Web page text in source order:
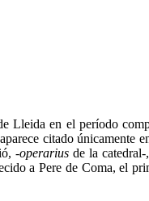
Lleida en el período
citado únicamente
-operarius de la
a Pere de Coma, el